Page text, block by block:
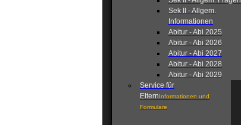
Sek II - Allgem.
Informationen
Abitur - Abi 2025
Abitur - Abi 2026
Abitur - Abi 2027
Abitur - Abi 2028
Abitur - Abi 2029
Service für
ElternInformationen und
Formulare